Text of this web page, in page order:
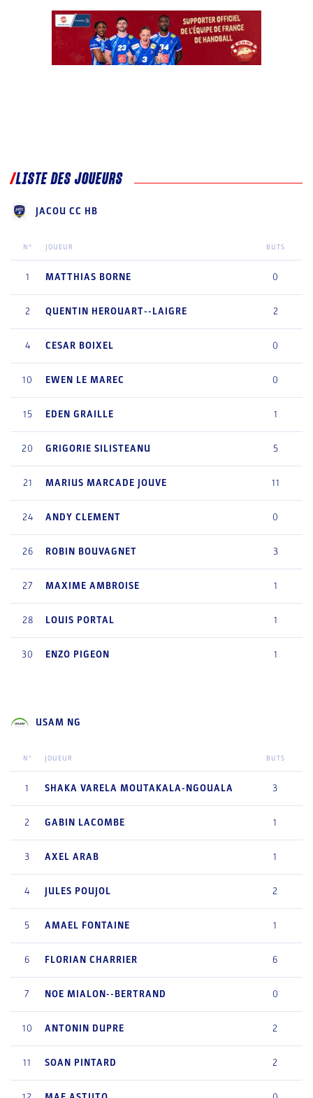
LISTE DES JOUEURS
JACOU CC HB
N° JOUEUR BUTS
1 MATTHIAS BORNE 0
2 QUENTIN HEROUART--LAIGRE 2
4 CESAR BOIXEL 0
10 EWEN LE MAREC 0
15 EDEN GRAILLE 1
20 GRIGORIE SILISTEANU 5
21 MARIUS MARCADE JOUVE 11
24 ANDY CLEMENT 0
26 ROBIN BOUVAGNET 3
27 MAXIME AMBROISE 1
28 LOUIS PORTAL 1
30 ENZO PIGEON 1
USAM NG
N° JOUEUR BUTS
1 SHAKA VARELA MOUTAKALA-NGOUALA 3
2 GABIN LACOMBE 1
3 AXEL ARAB 1
4 JULES POUJOL 2
5 AMAEL FONTAINE 1
6 FLORIAN CHARRIER 6
7 NOE MIALON--BERTRAND 0
10 ANTONIN DUPRE 2
11 SOAN PINTARD 2